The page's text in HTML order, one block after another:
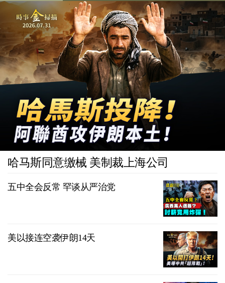
哈马斯同意缴械 美制裁上海公司
五中全会反常 罕谈从严治党
美以接连空袭伊朗14天